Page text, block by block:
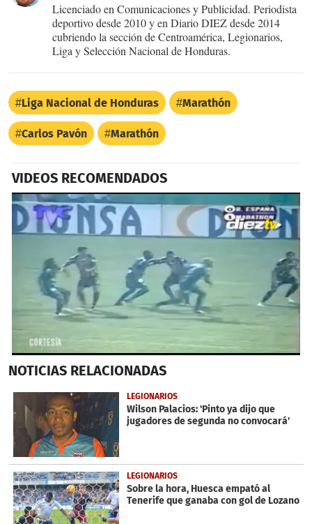
Licenciado en Comunicaciones y Publicidad. Periodista
deportivo desde 2010 y en Diario DIEZ desde 2014
cubriendo la sección de Centroamérica, Legionarios,
Liga y Selección Nacional de Honduras.
Liga Nacional de Honduras Marathón
Carlos Pavón Marathón
VIDEOS RECOMENDADOS
seconds
1
minute,
3
seconds
NOTICIAS RELACIONADAS
LEGIONARIOS
Wilson Palacios: 'Pinto ya dijo que
jugadores de segunda no convocará'
LEGIONARIOS
Sobre la hora, Huesca empató al
Tenerife que ganaba con gol de Lozano